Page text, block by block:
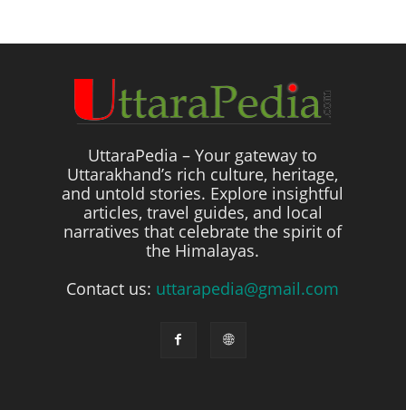
UttaraPedia – Your gateway to
Uttarakhand’s rich culture, heritage,
and untold stories. Explore insightful
articles, travel guides, and local
narratives that celebrate the spirit of
the Himalayas.
Contact us: uttarapedia@gmail.com